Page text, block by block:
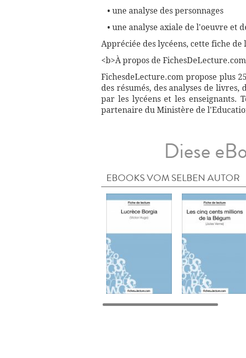
• une analyse des personnages
• une analyse axiale de l'oeuvre et
Appréciée des lycéens, cette fiche
<b>À propos de
FichesdeLecture.com propose plus
des résumés, des analyses de livres,
par les lycéens et les enseignants.
partenaire du Ministère de
Diese
EBOOKS VOM SELBEN AUTOR